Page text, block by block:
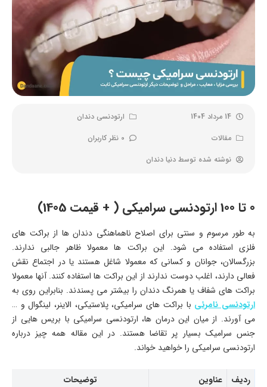
14 مرداد 1404
ارتودنسی دندان
مقالات
0 نظر کاربران
نوشته شده توسط دنیا دندان
0 تا 100 ارتودنسی سرامیکی ( + قیمت 1405)
به طور مرسوم و سنتی برای اصلاح ناهماهنگی دندان ها از براکت های
فلزی استفاده می شود. این براکت ها معمولا ظاهر جالبی ندارند.
بزرگسالان، جوانان و کسانی که معمولا شاغل هستند یا در اجتماع نقش
فعالی دارند، اغلب دوست ندارند از این براکت ها استفاده کنند. آنها معمولا
براکت های شفاف یا همرنگ دندان را بیشتر می‌ پسندند. بنابراین روی به
ارتودنسی نامرئی با براکت های سرامیکی، پلاستیکی، الاینر، لینگوال و …
می آورند. از میان این درمان ها، ارتودنسی سرامیکی با بریس هایی از
جنس سرامیک بسیار پر تقاضا هستند. در این مقاله همه چیز درباره
ارتودنسی سرامیکی را خواهید خواند.
ردیف عناوین
توضیحات